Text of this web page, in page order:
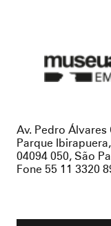
Museu
Av. Pedro Álvares
Parque
04094 050, São
Fone 55 11 3320